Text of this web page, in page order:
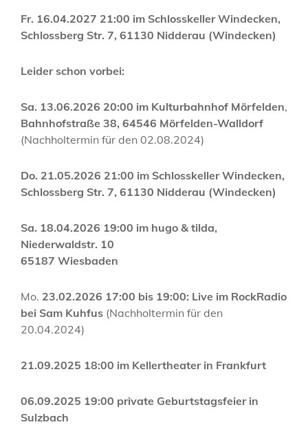
Fr. 16.04.2027 21:00 im Schlosskeller Windecken,
Schlossberg Str. 7, 61130 Nidderau (Windecken)
Leider schon vorbei:
Sa. 13.06.2026 20:00 im Kulturbahnhof Mörfelden,
Bahnhofstraße 38, 64546 Mörfelden-Walldorf
(Nachholtermin für den 02.08.2024)
Do. 21.05.2026 21:00 im Schlosskeller Windecken,
Schlossberg Str. 7, 61130 Nidderau (Windecken)
Sa. 18.04.2026 19:00 im hugo & tilda,
Niederwaldstr. 10
65187 Wiesbaden
Mo. 23.02.2026 17:00 bis 19:00: Live im RockRadio
bei Sam Kuhfus (Nachholtermin für den
20.04.2024)
21.09.2025 18:00 im Kellertheater in Frankfurt
06.09.2025 19:00 private Geburtstagsfeier in
Sulzbach